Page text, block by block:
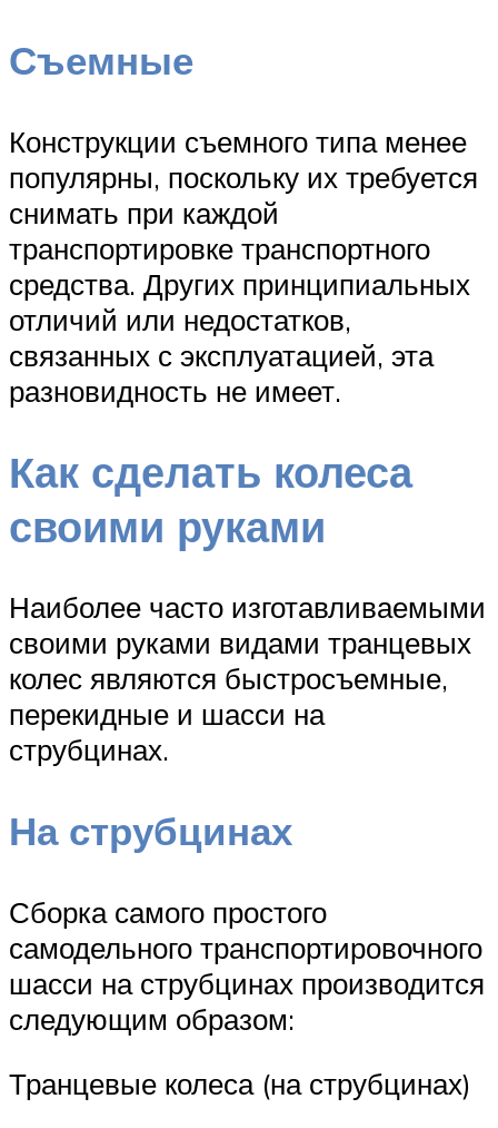
Съемные
Конструкции съемного типа менее
популярны, поскольку их требуется
снимать при каждой
транспортировке транспортного
средства. Других принципиальных
отличий или недостатков,
связанных с эксплуатацией, эта
разновидность не имеет.
Как сделать колеса
своими руками
Наиболее часто изготавливаемыми
своими руками видами транцевых
колес являются быстросъемные,
перекидные и шасси на
струбцинах.
На струбцинах
Сборка самого простого
самодельного транспортировочного
шасси на струбцинах производится
следующим образом:
Транцевые колеса (на струбцинах)